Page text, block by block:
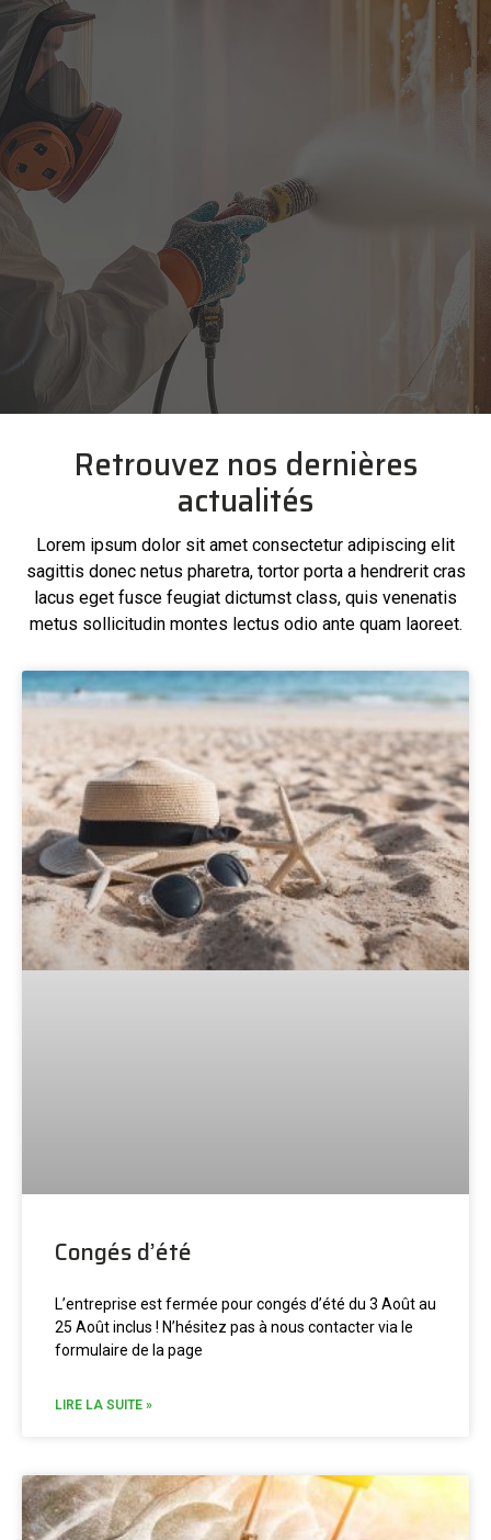
Retrouvez nos dernières
actualités
Lorem ipsum dolor sit amet consectetur adipiscing elit
sagittis donec netus pharetra, tortor porta a hendrerit cras
lacus eget fusce feugiat dictumst class, quis venenatis
metus sollicitudin montes lectus odio ante quam laoreet.
Congés d’été
L’entreprise est fermée pour congés d’été du 3 Août au
25 Août inclus ! N’hésitez pas à nous contacter via le
formulaire de la page
LIRE LA SUITE »